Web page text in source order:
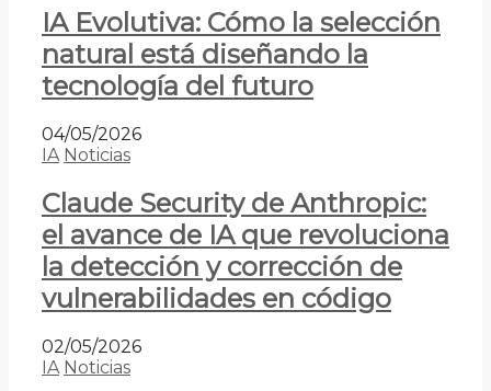
IA Evolutiva: Cómo la selección
natural está diseñando la
tecnología del futuro
04/05/2026
IA Noticias
Claude Security de Anthropic:
el avance de IA que revoluciona
la detección y corrección de
vulnerabilidades en código
02/05/2026
IA Noticias